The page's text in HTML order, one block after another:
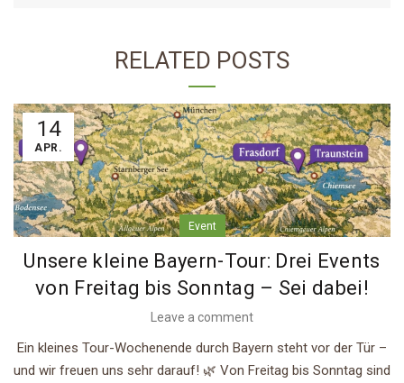
RELATED POSTS
14
APR.
Event
Unsere kleine Bayern-Tour: Drei Events
von Freitag bis Sonntag – Sei dabei!
Leave a comment
Ein kleines Tour-Wochenende durch Bayern steht vor der Tür –
und wir freuen uns sehr darauf! 🌿 Von Freitag bis Sonntag sind